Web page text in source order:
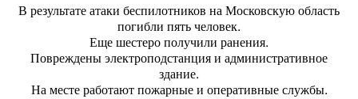
В результате атаки беспилотников на Московскую область
погибли пять человек.
Еще шестеро получили ранения.
Повреждены электроподстанция и административное
здание.
На месте работают пожарные и оперативные службы.